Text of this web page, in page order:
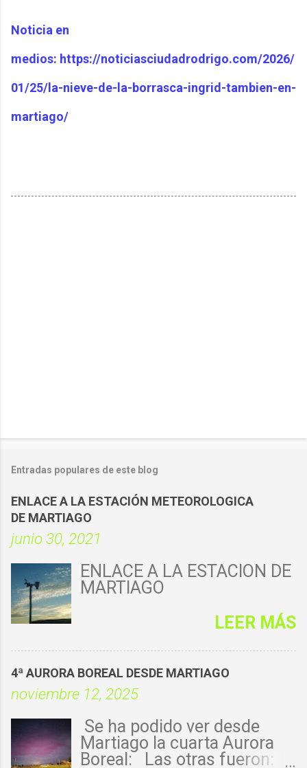
Noticia en
medios: https://noticiasciudadrodrigo.com/2026/
01/25/la-nieve-de-la-borrasca-ingrid-tambien-en-
martiago/
Entradas populares de este blog
ENLACE A LA ESTACIÓN METEOROLOGICA
DE MARTIAGO
junio 30, 2021
ENLACE A LA ESTACIÓN DE
MARTIAGO
LEER MÁS
4ª AURORA BOREAL DESDE MARTIAGO
noviembre 12, 2025
Se ha podido ver desde
Martiago la cuarta Aurora
Boreal: Las otras fueron: